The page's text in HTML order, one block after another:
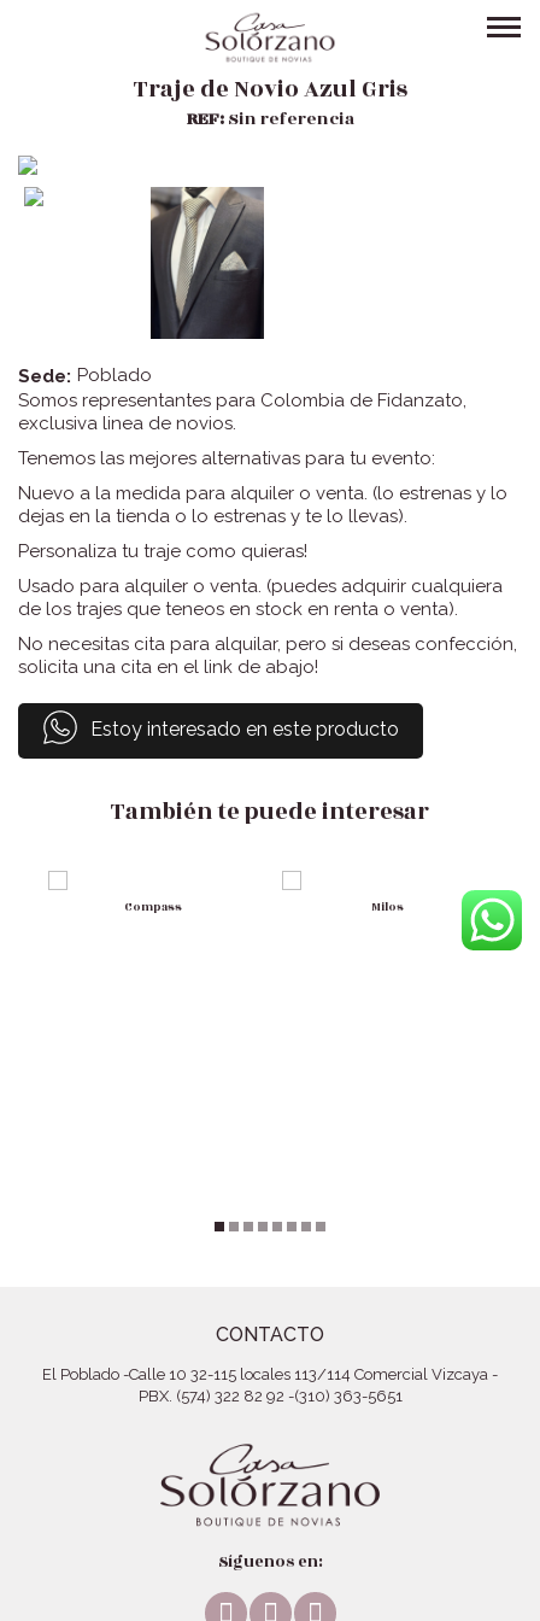
Traje de Novio Azul Gris
REF:Sin referencia
Sede: Poblado
Somos representantes para Colombia de Fidanzato,
exclusiva linea de novios.
Tenemos las mejores alternativas para tu evento:
Nuevo a la medida para alquiler o venta. (lo estrenas y lo
dejas en la tienda o lo estrenas y te lo llevas).
Personaliza tu traje como quieras!
Usado para alquiler o venta. (puedes adquirir cualquiera
de los trajes que teneos en stock en renta o venta).
No necesitas cita para alquilar, pero si deseas confección,
solicita una cita en el link de abajo!
Estoy interesado en este producto
También te puede interesar
Compass Milos
CONTACTO
El Poblado -Calle 10 32-115 locales 113/114 Comercial Vizcaya -
PBX. (574) 322 82 92 -(310) 363-5651
Síguenos en:
FacebookInstagramPinterest